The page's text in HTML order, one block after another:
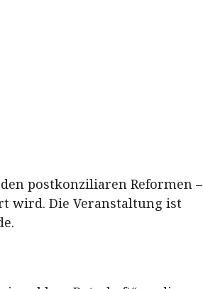
postkonziliaren Reformen –
wird. Die Veranstaltung ist